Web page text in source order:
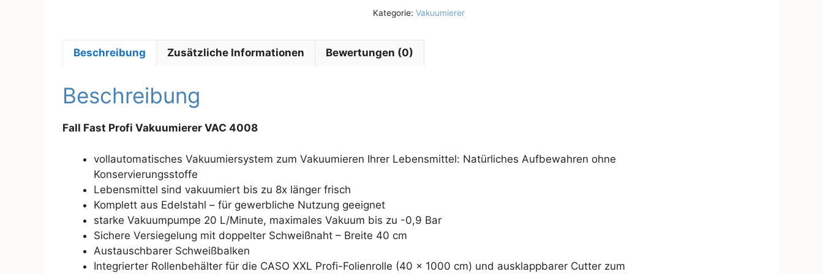
Kategorie:Vakuumierer
Beschreibung Zusätzliche Informationen Bewertungen (0)
Beschreibung
Fall Fast Profi Vakuumierer VAC 4008
vollautomatisches Vakuumiersystem zum Vakuumieren Ihrer Lebensmittel: Natürliches Aufbewahren ohne
Konservierungsstoffe
Lebensmittel sind vakuumiert bis zu 8x länger frisch
Komplett aus Edelstahl – für gewerbliche Nutzung geeignet
starke Vakuumpumpe 20 L/Minute, maximales Vakuum bis zu -0,9 Bar
Sichere Versiegelung mit doppelter Schweißnaht – Breite 40 cm
Austauschbarer Schweißbalken
Integrierter Rollenbehälter für die CASO XXL Profi-Folienrolle (40 x 1000 cm) und ausklappbarer Cutter zum